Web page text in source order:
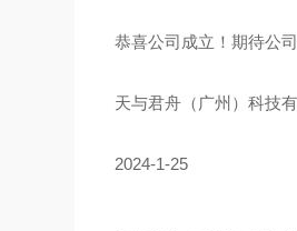
恭喜公司成立！期待公
天与君舟（广州）科技
2024-1-25